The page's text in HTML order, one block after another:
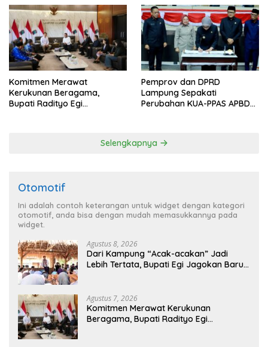
Komitmen Merawat
Kerukunan Beragama,
Bupati Radityo Egi
Pemprov dan DPRD
Lampung Sepakati
Perubahan KUA-PPAS APBD
Selengkapnya
Otomotif
Ini adalah contoh keterangan untuk widget dengan kategori
otomotif, anda bisa dengan mudah memasukkannya pada
widget.
Agustus 8, 2026
Dari Kampung “Acak-acakan” Jadi
Lebih Tertata, Bupati Egi Jagokan Baru
Agustus 7, 2026
Komitmen Merawat Kerukunan
Beragama, Bupati Radityo Egi